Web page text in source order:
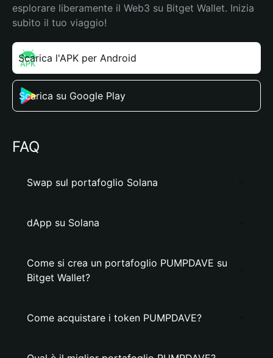
esplorare liberamente il Web3 su Bitget Wallet. Inizia
subito il tuo viaggio!
Scarica l'APK per Android
Scarica su Google Play
FAQ
Swap sul portafoglio Solana
dApp su Solana
Come si crea un portafoglio PUMPDAVE su
Bitget Wallet?
Come acquistare i token PUMPDAVE?